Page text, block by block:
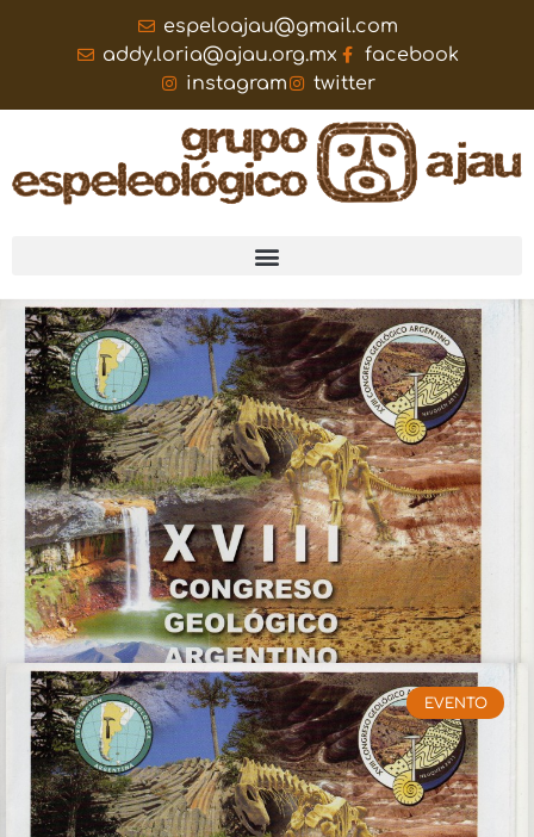
espeloajau@gmail.com
addy.loria@ajau.org.mx
facebook
instagram
twitter
EVENTO